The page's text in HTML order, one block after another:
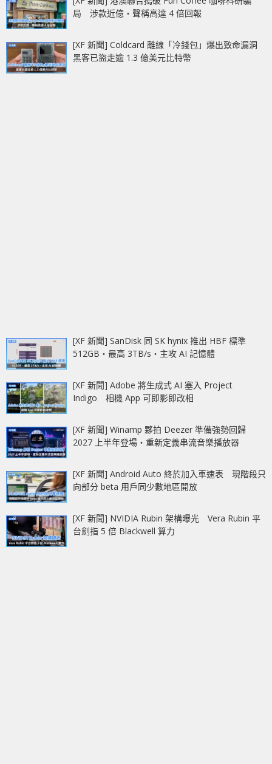
局 涉款近億‧聲稱高達 4 倍回報
[XF 新聞] Coldcard 離線「冷錢包」爆出致命漏洞
黑客已盜走逾 1.3 億美元比特幣
[XF 新聞] SanDisk 同 SK hynix 推出 HBF 標準
512GB‧最高 3TB/s‧主攻 AI 記憶體
[XF 新聞] Adobe 將生成式 AI 塞入 Project
Indigo 相機 App 可即影即改相
[XF 新聞] Winamp 夥拍 Deezer 準備強勢回歸
2027 上半年登場‧重新定義串流音樂播放器
[XF 新聞] Android Auto 終於加入車速表 現階段只
向部分 beta 用戶同少數地區開放
[XF 新聞] NVIDIA Rubin 架構曝光 Vera Rubin 平
台劍指 5 倍 Blackwell 算力